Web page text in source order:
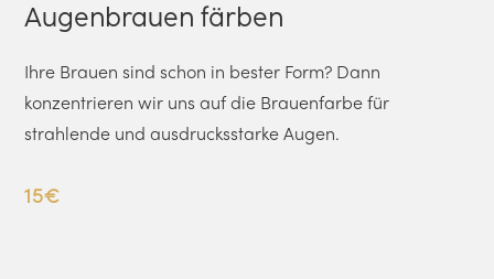
Augenbrauen färben
Ihre Brauen sind schon in bester Form? Dann
konzentrieren wir uns auf die Brauenfarbe für
strahlende und ausdrucksstarke Augen.
15€